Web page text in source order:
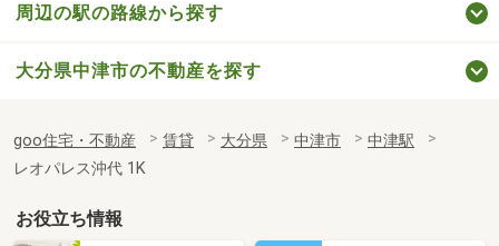
周辺の駅の路線から探す
大分県中津市の不動産を探す
goo住宅・不動産 賃貸 大分県 中津市
中津駅
レオパレス沖代 1K
お役立ち情報